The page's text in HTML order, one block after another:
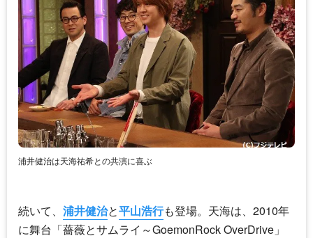
浦井健治は天海祐希との共演に喜ぶ
続いて、 浦井健治と平山浩行も登場。天海は、2010年
に舞台「薔薇とサムライ～GoemonRock OverDrive」